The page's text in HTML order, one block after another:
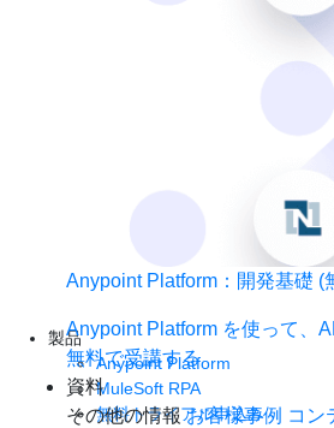
Anypoint Platform：開発基礎 (
Anypoint Platform を使って、
無料で受講する
資料
その他の情報 お客様事例 コン
製品
Anypoint Platform
MuleSoft RPA
無料トライアル申込み